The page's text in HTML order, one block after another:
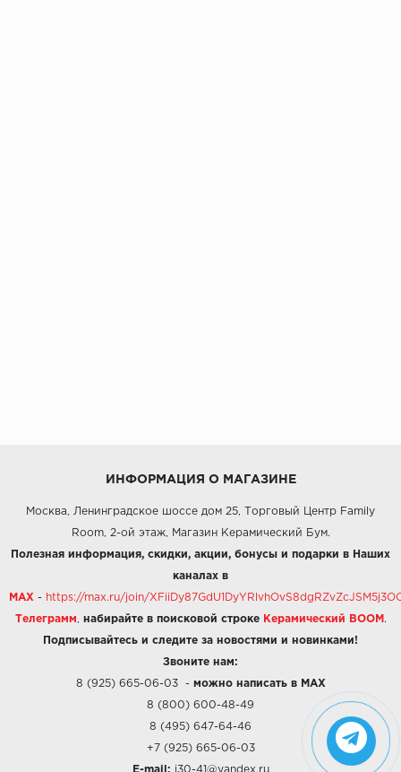
ИНФОРМАЦИЯ О МАГАЗИНЕ
Москва, Ленинградское шоссе дом 25, Торговый Центр Family
Room, 2-ой этаж, Магазин Керамический Бум.
Полезная информация, скидки, акции, бонусы и подарки в Наших
каналах в
MAX - https://max.ru/join/
Телеграмм набирайте в поисковой строке Керамический BOOM .
Подписывайтесь и следите за новостями и новинками!
Звоните нам:
8 (925) 665-06-03- можно написать в MAX
8 (800) 600-48-49
8 (495) 647-64-46
+7 (925) 665-06-03
E-mail: i30-41@yandex.ru